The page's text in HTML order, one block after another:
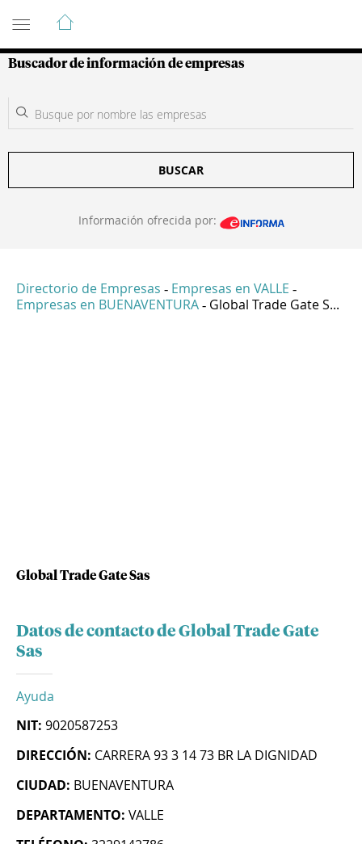
Guía de Empresas Colombianas
Buscador de información de empresas
BUSCAR
Información ofrecida por:
Directorio de Empresas - Empresas en VALLE -
Empresas en BUENAVENTURA - Global Trade Gate S...
Global Trade Gate Sas
Datos de contacto de Global Trade Gate
Sas
Ayuda
NIT: 9020587253
DIRECCIÓN: CARRERA 93 3 14 73 BR LA DIGNIDAD
CIUDAD: BUENAVENTURA
DEPARTAMENTO: VALLE